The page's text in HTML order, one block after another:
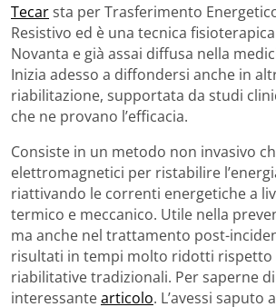
Tecarsta per Trasferimento
Resistivo ed è una tecnica
Novanta e già assai diffusa nella
Inizia adesso a diffondersi anche in
riabilitazione, supportata da studi
che ne provano l’efficacia.
Consiste in un metodo non invasivo
elettromagnetici per ristabilire
riattivando le correnti energetiche a
termico e meccanico. Utile nella
ma anche nel trattamento post-
risultati in tempi molto ridotti rispetto
riabilitative tradizionali. Per saperne
interessantearticolo. L’avessi saputo